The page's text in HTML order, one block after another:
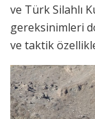
ve Türk Silahlı
gereksinimleri
ve taktik